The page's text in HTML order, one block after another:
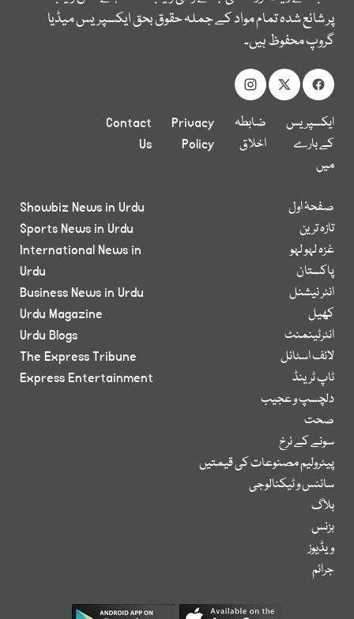
پر شائع شدہ تمام مواد کے جملہ حقوق بحق ایکسپریس میڈیا
گروپ محفوظ ہیں۔
ایکسپریس
کے بارے
میں
ضابطہ
اخلاق
Privacy
Policy
Contact
Us
صفحۂ اول
تازہ ترین
غزہ لہو لہو
پاکستان
انٹر نیشنل
کھیل
انٹرٹینمنٹ
لائف اسٹائل
ٹاپ ٹرینڈ
دلچسپ و عجیب
صحت
سونے کے نرخ
پیٹرولیم مصنوعات کی قیمتیں
سائنس و ٹیکنالوجی
بلاگ
بزنس
ویڈیوز
جرائم
Showbiz News in Urdu
Sports News in Urdu
International News in
Urdu
Business News in Urdu
Urdu Magazine
Urdu Blogs
The Express Tribune
Express Entertainment